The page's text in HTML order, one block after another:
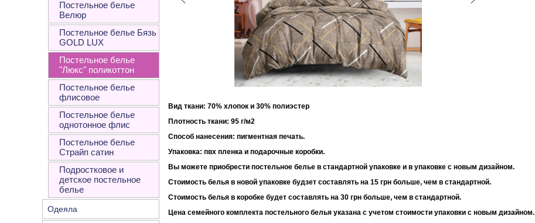
Постельное белье
Велюр
Постельное белье Бязь
GOLD LUX
Постельное белье
"Люкс" поликоттон
Постельное белье
флисовое
Постельное белье
однотонное флис
Постельное белье
Страйп сатин
Подростковое и
детское постельное
белье
Одеяла
Вид ткани: 70% хлопок и 30% полиэстер
Плотность ткани: 95 г/м2
Способ нанесения: пигментная печать.
Упаковка: пвх пленка и подарочные коробки.
Вы можете приобрести постельное белье в стандартной упаковке и в упаковке с новым дизайном.
Стоимость белья в новой упаковке будзет составлять на 15 грн больше, чем в стандартной.
Стоимость белья в коробке будет составлять на 30 грн больше, чем в стандартной.
Цена семейного комплекта постельного белья указана с учетом стоимости упаковки с новым дизайном.